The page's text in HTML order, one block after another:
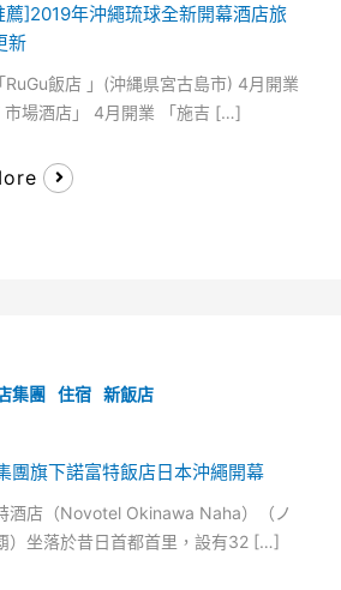
薦]2019年沖繩琉球全新開幕酒店旅
新
RuGu飯店 」(沖縄県宮古島市) 4月開業
市場酒店」 4月開業 「施吉 […]
集團 住宿 新飯店
團旗下諾富特飯店日本沖繩開幕
酒店（Novotel Okinawa Naha）（ノ
）坐落於昔日首都首里，設有32 […]